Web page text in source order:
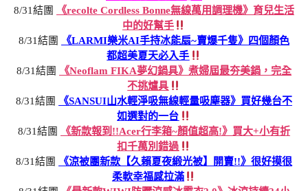
8/31結團
《recolte Cordless Bonne無線萬用調理機》育兒生活
中的好幫手
8/31結團
《LARMI樂米AI手持冰能扇~賣爆千隻》四個顏色
都超美夏天必入手
8/31結團
《Neoflam FIKA夢幻鍋具》煮婦屆最夯美鍋，完全
不挑爐具
8/31結團
《SANSUI山水輕淨吸無線輕量吸塵器》買好幾台不
如選對的一台
8/31結團
《新款報到!!Acer行李箱~顏值超高!》買大+小有折
扣千萬別錯過
8/31結團
《涼被團新款【久賴夏夜緞光被】開賣!!》很好摸很
柔軟幸福感拉滿